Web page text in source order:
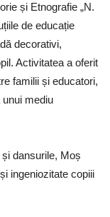
și Etnografie „N.
de educație
decorativi,
Activitatea a oferit
familii și educatori,
mediu
dansurile, Moș
ingeniozitate copiii